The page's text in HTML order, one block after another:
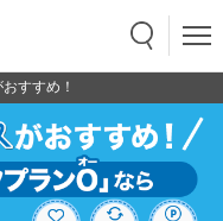
すすめ！